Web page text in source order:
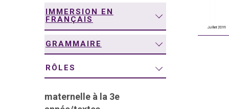
IMMERSION EN
FRANÇAIS
GRAMMAIRE
RÔLES
maternelle à la 3e